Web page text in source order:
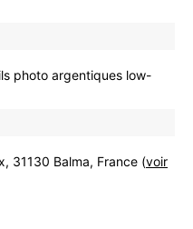
photo argentiques low-
31130 Balma, France (voir